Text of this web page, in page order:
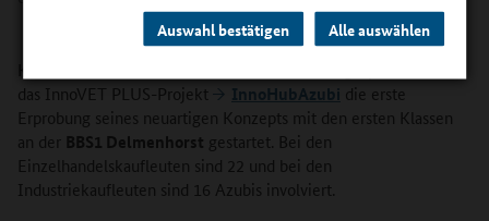
Auswahl bestätigen Alle auswählen
das InnoVET PLUS-Projekt
InnoHubAzubi die erste
Erprobung seines neuartigen Konzepts mit den ersten Klassen
an der BBS1 Delmenhorst gestartet. Bei den
Einzelhandelskaufleuten sind 22 und bei den
Industriekaufleuten sind 16 Azubis involviert.